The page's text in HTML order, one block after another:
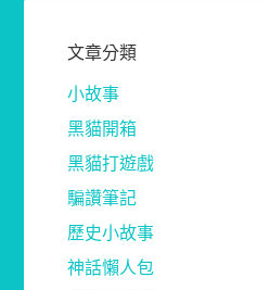
文章分類
小故事
黑貓開箱
黑貓打遊戲
騙讚筆記
歷史小故事
神話懶人包